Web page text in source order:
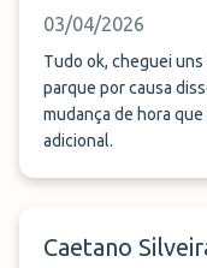
03/04/2026
Tudo ok, cheguei
parque por causa
mudança de hora
adicional.
Caetano